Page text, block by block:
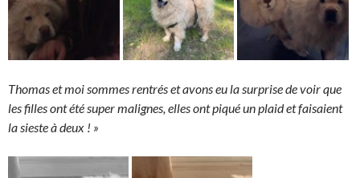
Thomas et moi sommes rentrés et avons eu la surprise de voir que
les filles ont été super malignes, elles ont piqué un plaid et faisaient
la sieste à deux ! »